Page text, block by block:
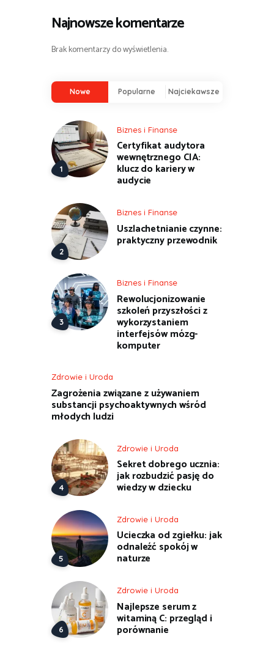
Najnowsze komentarze
Brak komentarzy do wyświetlenia.
Nowe Popularne Najciekawsze
Biznes i Finanse
Certyfikat audytora
wewnętrznego CIA:
klucz do kariery w
audycie
Biznes i Finanse
Uszlachetnianie czynne:
praktyczny przewodnik
Biznes i Finanse
Rewolucjonizowanie
szkoleń przyszłości z
wykorzystaniem
interfejsów mózg-
komputer
Zdrowie i Uroda
Zagrożenia związane z używaniem
substancji psychoaktywnych wśród
młodych ludzi
Zdrowie i Uroda
Sekret dobrego ucznia:
jak rozbudzić pasję do
wiedzy w dziecku
Zdrowie i Uroda
Ucieczka od zgiełku: jak
odnaleźć spokój w
naturze
Zdrowie i Uroda
Najlepsze serum z
witaminą C: przegląd i
porównanie